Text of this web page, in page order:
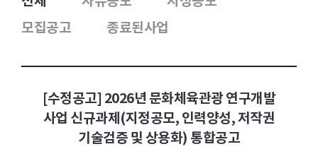
모집공고
종료된사업
[수정공고] 2026년 문화체육관광 연구개발
사업 신규과제(지정공모, 인력양성, 저작권
기술검증 및 상용화) 통합공고